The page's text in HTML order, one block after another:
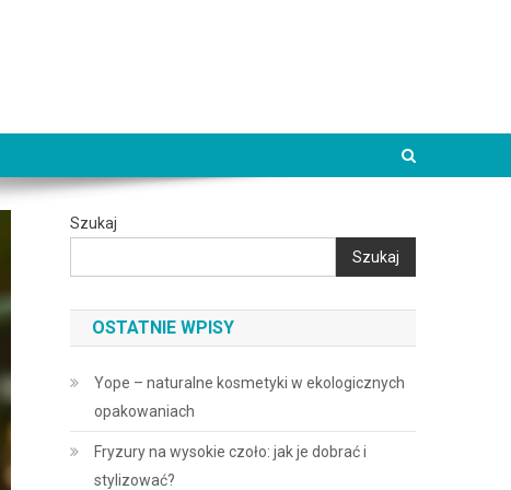
Szukaj
Szukaj
OSTATNIE WPISY
Yope – naturalne kosmetyki w ekologicznych
opakowaniach
Fryzury na wysokie czoło: jak je dobrać i
stylizować?